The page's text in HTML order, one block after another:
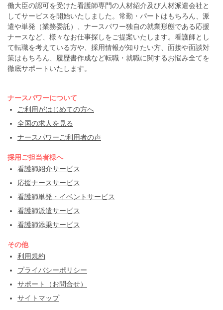
働大臣の認可を受けた看護師専門の人材紹介及び人材派遣会社と
してサービスを開始いたしました。常勤・パートはもちろん、派
遣や単発（業務委託）、ナースパワー独自の就業形態である応援
ナースなど、様々なお仕事探しをご提案いたします。看護師とし
て転職を考えている方や、採用情報が知りたい方、面接や面談対
策はもちろん、履歴書作成など転職・就職に関するお悩み全てを
徹底サポートいたします。
ナースパワーについて
ご利用がはじめての方へ
全国の求人を見る
ナースパワーご利用者の声
採用ご担当者様へ
看護師紹介サービス
応援ナースサービス
看護師単発・イベントサービス
看護師派遣サービス
看護師添乗サービス
その他
利用規約
プライバシーポリシー
サポート（お問合せ）
サイトマップ